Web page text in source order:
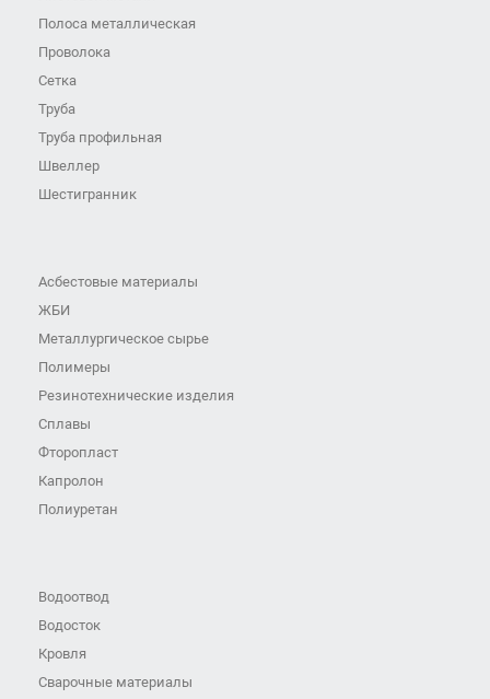
Полоса металлическая
Проволока
Сетка
Труба
Труба профильная
Швеллер
Шестигранник
Асбестовые материалы
ЖБИ
Металлургическое сырье
Полимеры
Резинотехнические изделия
Сплавы
Фторопласт
Капролон
Полиуретан
Водоотвод
Водосток
Кровля
Сварочные материалы